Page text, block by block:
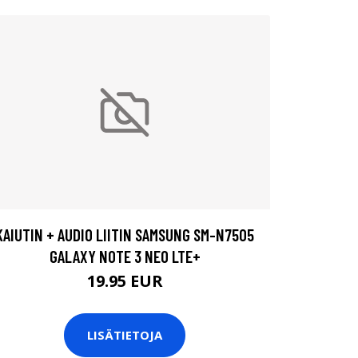
+ AUDIO LIITIN SAMSUNG SM-N7505
GALAXY NOTE 3 NEO LTE+
19.95 EUR
LISÄTIETOJA